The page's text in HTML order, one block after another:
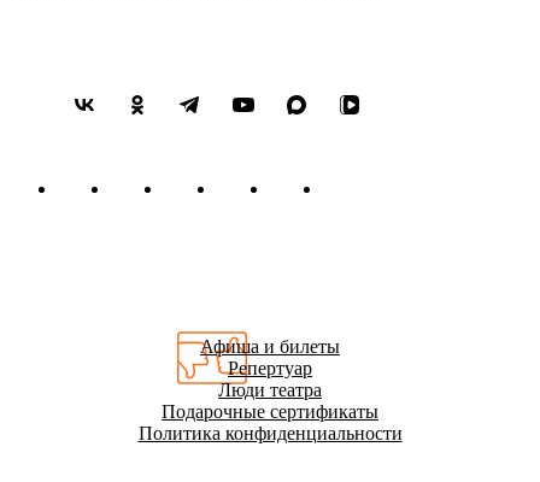
Афиша и билеты
Репертуар
Люди театра
Подарочные сертификаты
Политика конфиденциальности